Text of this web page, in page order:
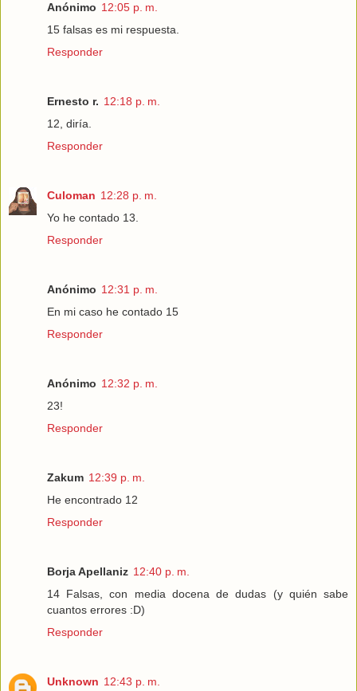
Anónimo 12:05 p. m.
15 falsas es mi respuesta.
Responder
Ernesto r. 12:18 p. m.
12, diría.
Responder
Culoman 12:28 p. m.
Yo he contado 13.
Responder
Anónimo 12:31 p. m.
En mi caso he contado 15
Responder
Anónimo 12:32 p. m.
23!
Responder
Zakum 12:39 p. m.
He encontrado 12
Responder
Borja Apellaniz 12:40 p. m.
14 Falsas, con media docena de dudas (y quién sabe
cuantos errores :D)
Responder
Unknown 12:43 p. m.